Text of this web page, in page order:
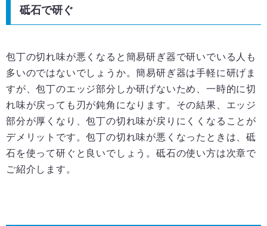
砥石で研ぐ
包丁の切れ味が悪くなると簡易研ぎ器で研いでいる人も
多いのではないでしょうか。簡易研ぎ器は手軽に研げま
すが、包丁のエッジ部分しか研げないため、一時的に切
れ味が戻っても刃が鈍角になります。その結果、エッジ
部分が厚くなり、包丁の切れ味が戻りにくくなることが
デメリットです。包丁の切れ味が悪くなったときは、砥
石を使って研ぐと良いでしょう。砥石の使い方は次章で
ご紹介します。